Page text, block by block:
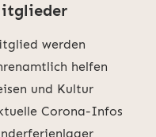
werden
helfen
und Kultur
Corona-Infos